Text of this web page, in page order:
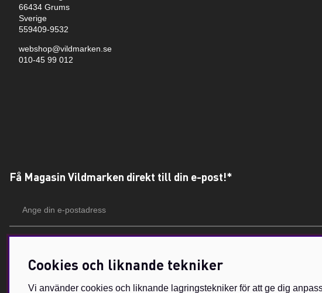
66434 Grums
Sverige
559409-9532
webshop@vildmarken.se
010-45 99 012
Få Magasin Vildmarken direkt till din e-post!*
postadress
Cookies och liknande tekniker
Vi använder cookies och liknande lagringstekniker för att ge dig